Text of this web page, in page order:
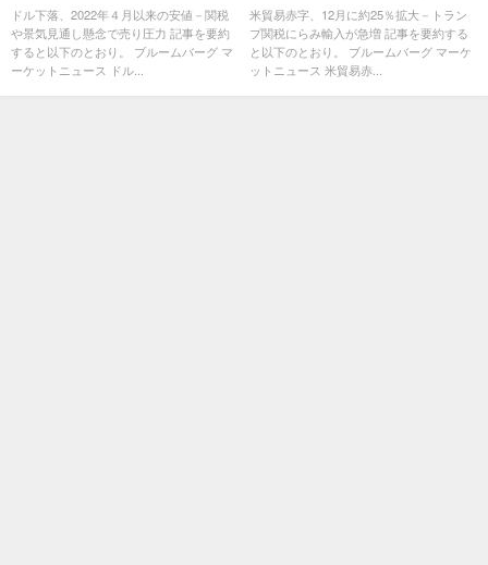
り圧力
ドル下落、2022年４月以来の安値－関税
や景気見通し懸念で売り圧力 記事を要約
すると以下のとおり。 ブルームバーグ マ
ーケットニュース ドル...
増
米貿易赤字、12月に約25％拡大－トラン
プ関税にらみ輸入が急増 記事を要約する
と以下のとおり。 ブルームバーグ マーケ
ットニュース 米貿易赤...